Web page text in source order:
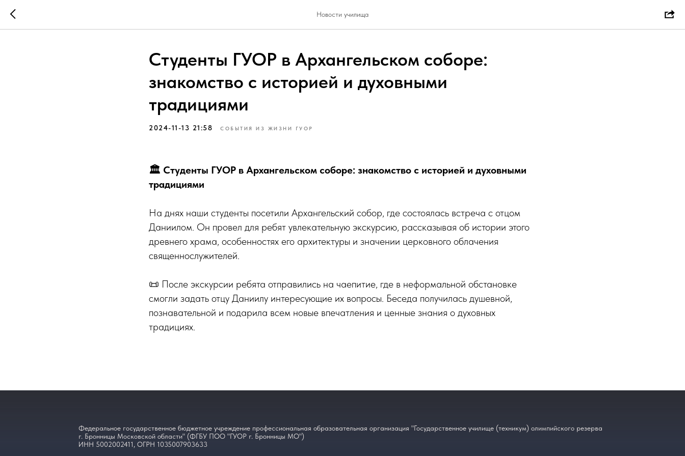
Новости училища
Студенты ГУОР в Архангельском соборе:
знакомство с историей и духовными
традициями
2024-11-13 21:58 СОБЫТИЯ ИЗ ЖИЗНИ ГУОР
🏛️ Студенты ГУОР в Архангельском соборе: знакомство с историей и духовными
традициями
На днях наши студенты посетили Архангельский собор, где состоялась встреча с отцом
Даниилом. Он провел для ребят увлекательную экскурсию, рассказывая об истории этого
древнего храма, особенностях его архитектуры и значении церковного облачения
священнослужителей.
📜 После экскурсии ребята отправились на чаепитие, где в неформальной обстановке
смогли задать отцу Даниилу интересующие их вопросы. Беседа получилась душевной,
познавательной и подарила всем новые впечатления и ценные знания о духовных
традициях.
Федеральное государственное бюджетное учреждение профессиональная образовательная организация "Государственное училище (техникум) олимпийского резерва
г. Бронницы Московской области" (ФГБУ ПОО "ГУОР г. Бронницы МО")
ИНН 5002002411, ОГРН 1035007903633